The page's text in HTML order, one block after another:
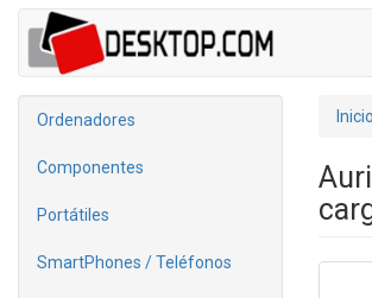
Ordenadores
Componentes
Portátiles
SmartPhones / Teléfonos
Inicio